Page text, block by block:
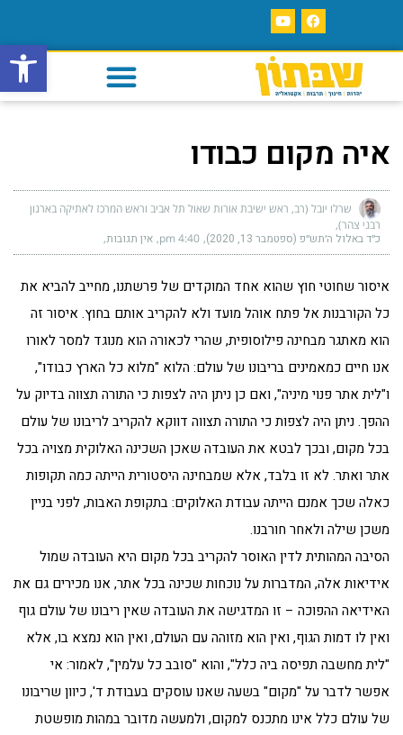
פתח
איה מקום כבודו
שרלו יובל (רב, ראש ישיבת אורות שאול תל אביב וראש המרכז לאתיקה בארגון
רבני צהר)
כ״ד באלול ה׳תש״פ (ספטמבר 13, 2020) 4:40 pm אין תגובות
איסור שחוטי חוץ שהוא אחד המוקדים של פרשתנו, מחייב להביא את
כל הקורבנות אל פתח אוהל מועד ולא להקריב אותם בחוץ. איסור זה
הוא מאתגר מבחינה פילוסופית, שהרי לכאורה הוא מנוגד למסר לאורו
אנו חיים כמאמינים בריבונו של עולם: הלוא "מלוא כל הארץ כבודו",
ו"לית אתר פנוי מיניה", ואם כן ניתן היה לצפות כי התורה תצווה בדיוק על
ההפך. ניתן היה לצפות כי התורה תצווה דווקא להקריב לריבונו של עולם
בכל מקום, ובכך לבטא את העובדה שאכן השכינה האלוקית מצויה בכל
אתר ואתר. לא זו בלבד, אלא שמבחינה היסטורית הייתה כמה תקופות
כאלה שכך אמנם הייתה עבודת האלוקים: בתקופת האבות, לפני בניין
משכן שילה ולאחר חורבנו.
הסיבה המהותית לדין האוסר להקריב בכל מקום היא העובדה שמול
אידיאות אלה, המדברות על נוכחות שכינה בכל אתר, אנו מכירים גם את
האידיאה ההפוכה – זו המדגישה את העובדה שאין ריבונו של עולם גוף
ואין לו דמות הגוף, ואין הוא מזוהה עם העולם, ואין הוא נמצא בו, אלא
"לית מחשבה תפיסה ביה כלל", והוא "סובב כל עלמין", לאמור: אי
אפשר לדבר על "מקום" בשעה שאנו עוסקים בעבודת ד', כיוון שריבונו
של עולם כלל אינו מתכנס למקום, ולמעשה מדובר במהות מופשטת